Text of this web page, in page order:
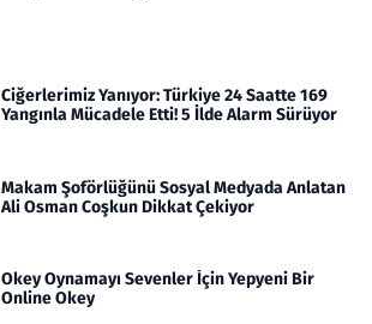
Ciğerlerimiz Yanıyor: Türkiye 24 Saatte 169
Yangınla Mücadele Etti! 5 İlde Alarm Sürüyor
Makam Şoförlüğünü Sosyal Medyada Anlatan
Ali Osman Coşkun Dikkat Çekiyor
Okey Oynamayı Sevenler İçin Yepyeni Bir
Online Okey